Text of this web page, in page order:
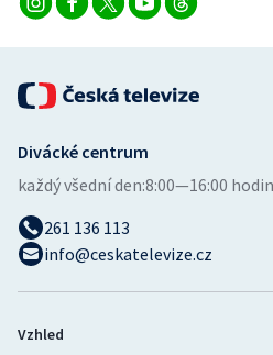
Divácké centrum
každý všední den:8:00—16:00 hodin
261 136 113
info@ceskatelevize.cz
Vzhled